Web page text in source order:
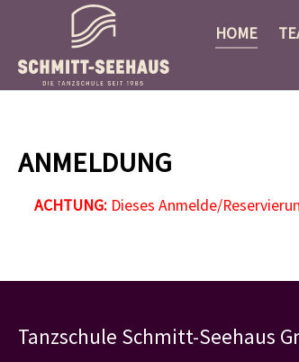
HOME
ANMELDUNG
ACHTUNG:Dieses Anmelde/
Tanzschule Schmitt-Seehaus